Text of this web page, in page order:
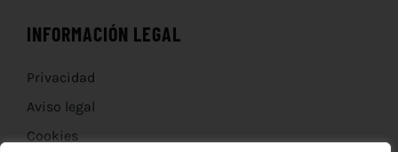
INFORMACIÓN LEGAL
Privacidad
Aviso legal
Cookies